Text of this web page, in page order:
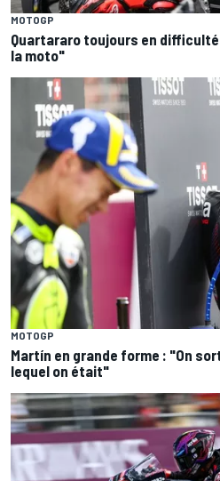
MOTOGP
Quartararo toujours en
la moto"
MOTOGP
Martín en grande forme : "On
lequel on était"